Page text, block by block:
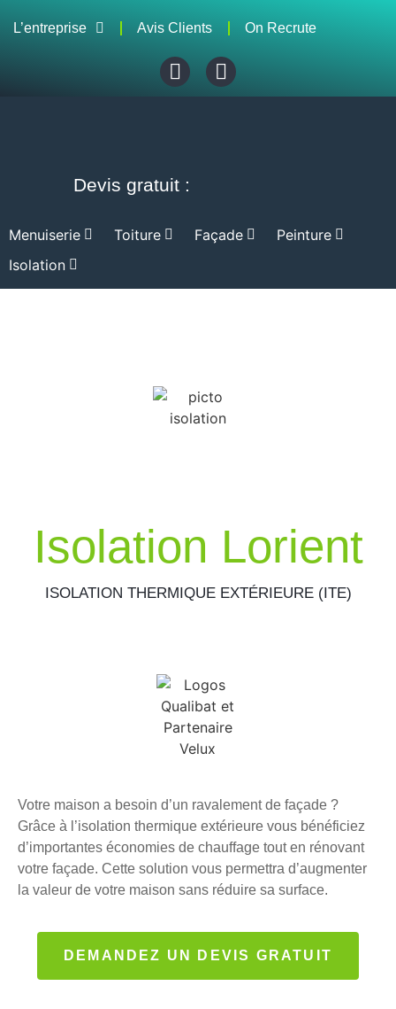
L’entreprise Avis Clients On Recrute
Devis gratuit :
Menuiserie Toiture Façade
Peinture
Isolation
Isolation Lorient
ISOLATION THERMIQUE EXTÉRIEURE (ITE)
Votre maison a besoin d’un ravalement de façade ?
Grâce à l’isolation thermique extérieure vous bénéficiez
d’importantes économies de chauffage tout en rénovant
votre façade. Cette solution vous permettra d’augmenter
la valeur de votre maison sans réduire sa surface.
DEMANDEZ UN DEVIS GRATUIT